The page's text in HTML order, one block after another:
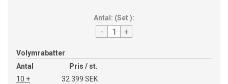
Antal: (Set):
- +
Volymrabatter
Antal
Pris / st.
10 +
32 399 SEK